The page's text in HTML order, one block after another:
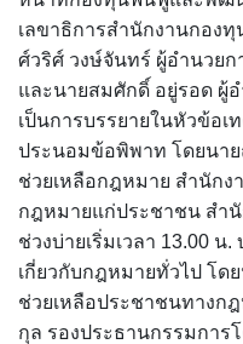
เลขาธิการสำนักงานกอง
ศ์วริศ์ วงษ์จันทร์ ผู้อำนวย
และนายสมศักดิ์ อยู่รอด ผู้
เป็นการบรรยายในหัวข้อเ
ประนอมข้อพิพาท โดยนา
ช่วยเหลือกฎหมาย สำนักง
กฎหมายแก่ประชาชน สำ
ช่วงบ่ายเริ่มเวลา 13.00
เกี่ยวกับกฎหมายทั่วไป โด
ช่วยเหลือประชาชนทางก
กุล รองประธานกรรมการ